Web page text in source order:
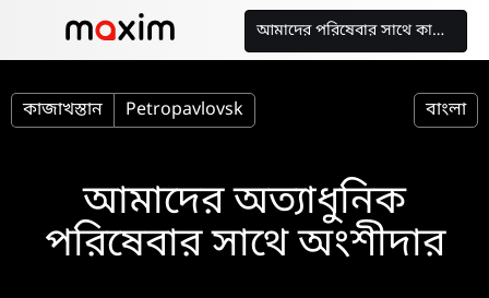
আমাদের পরিষেবার সাথে কাজ করুন
কাজাখস্তান Petropavlovsk বাংলা
আমাদের অত্যাধুনিক
পরিষেবার সাথে অংশীদার